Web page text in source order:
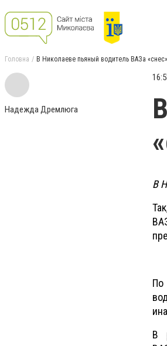
Головна В Николаеве пьяный водитель ВАЗа
Надежда Дремлюга
В
По
и
В